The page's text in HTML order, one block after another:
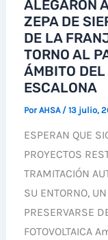
SOLAR
“ROJALINDA”
Y
SU
TENDIDO
ELÉCTRICO
ALEGARON
ZEPA DE
DE LA
TORNO AL
ÁMBITO DEL
ESCALONA
PorAHSA / 13 julio,
ESPERAN QUE
PROYECTOS
TRAMITACIÓN
SU ENTORNO,
PRESERVARSE
FOTOVOLTAICA